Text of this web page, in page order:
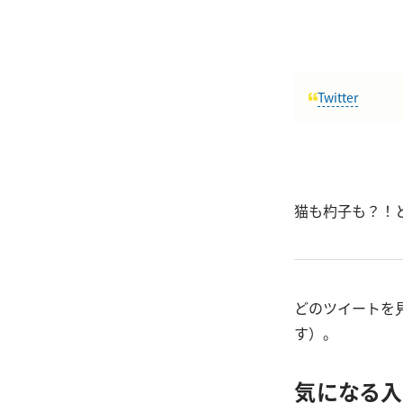
Twitter
猫も杓子も？！
どのツイートを
す）。
気になる